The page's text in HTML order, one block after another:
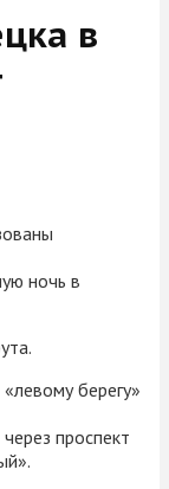
в
ночь в
берегу»
проспект